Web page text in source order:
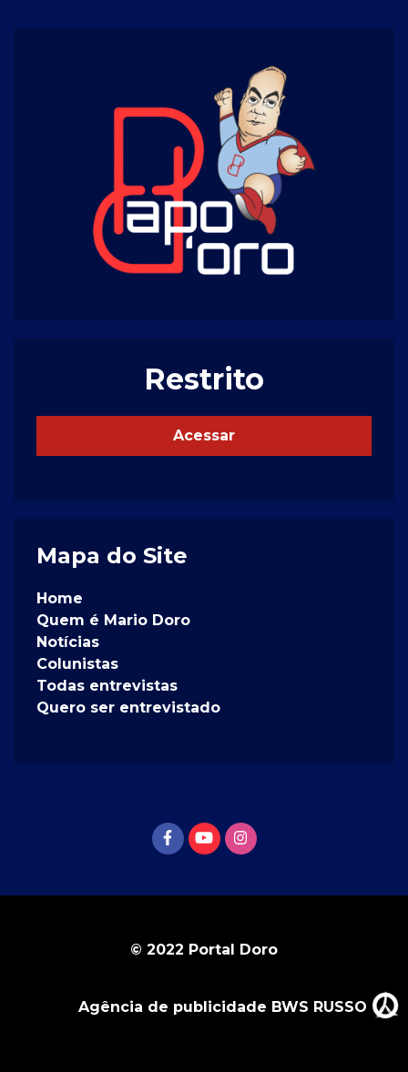
Restrito
Acessar
Mapa do Site
Home
Quem é Mario Doro
Notícias
Colunistas
Todas entrevistas
Quero ser entrevistado
© 2022 Portal Doro
Agência de publicidade BWS RUSSO